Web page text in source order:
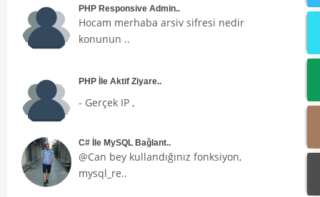
PHP Responsive Admin..
Hocam merhaba arsiv sifresi nedir
konunun ..
PHP İle Aktif Ziyare..
- Gerçek IP ,
C# İle MySQL Bağlant..
@Can bey kullandığınız fonksiyon,
mysql_re..